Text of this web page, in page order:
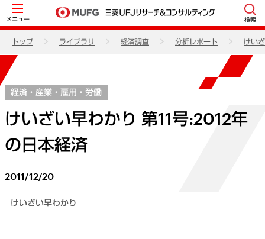
メニュー 検索
トップ ライブラリ 経済調査 分析レポート けい
経済・産業・雇用・労働
けいざい早わかり 第11号:2012年
の日本経済
2011/12/20
けいざい早わかり